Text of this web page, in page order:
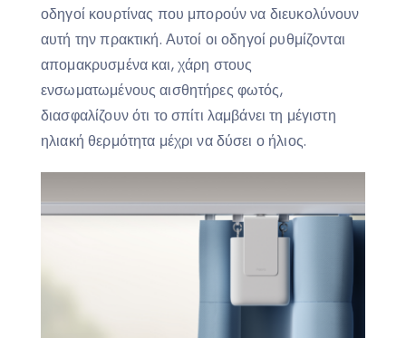
οδηγοί κουρτίνας που μπορούν να διευκολύνουν
αυτή την πρακτική. Αυτοί οι οδηγοί ρυθμίζονται
απομακρυσμένα και, χάρη στους
ενσωματωμένους αισθητήρες φωτός,
διασφαλίζουν ότι το σπίτι λαμβάνει τη μέγιστη
ηλιακή θερμότητα μέχρι να δύσει ο ήλιος.